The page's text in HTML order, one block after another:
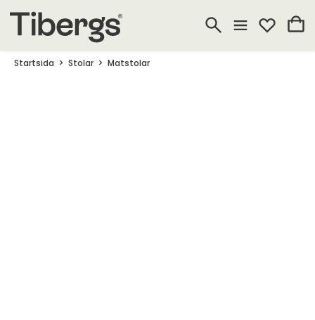
Startsida Stolar Matstolar